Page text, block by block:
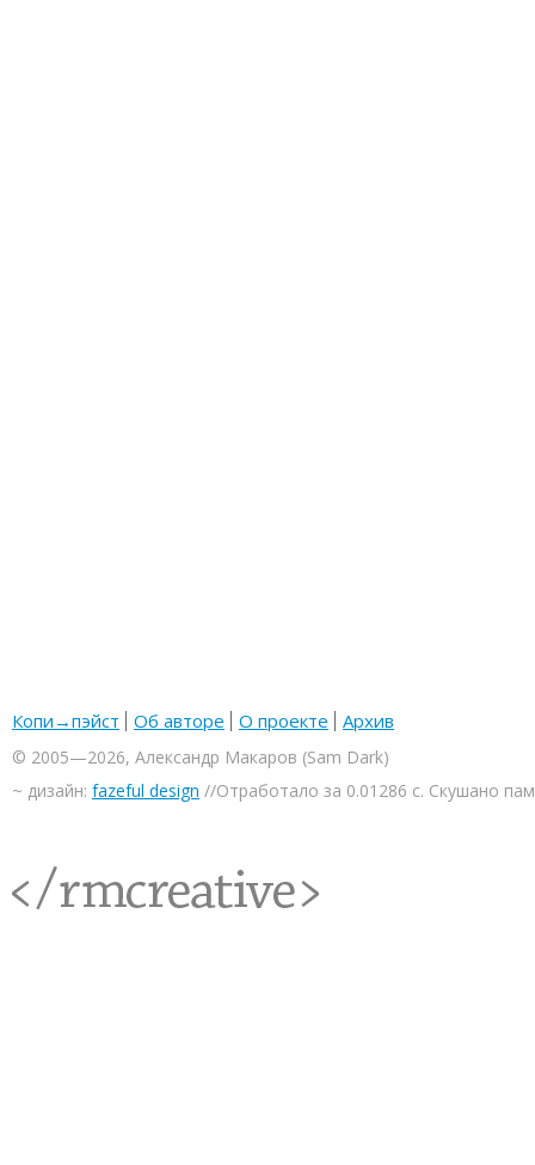
Копи→пэйст Об авторе О проекте Архив
© 2005—2026, Александр Макаров (Sam Dark)
~ дизайн: fazeful design //Отработало за 0.01286 с. Скушано
<rmcreative/>